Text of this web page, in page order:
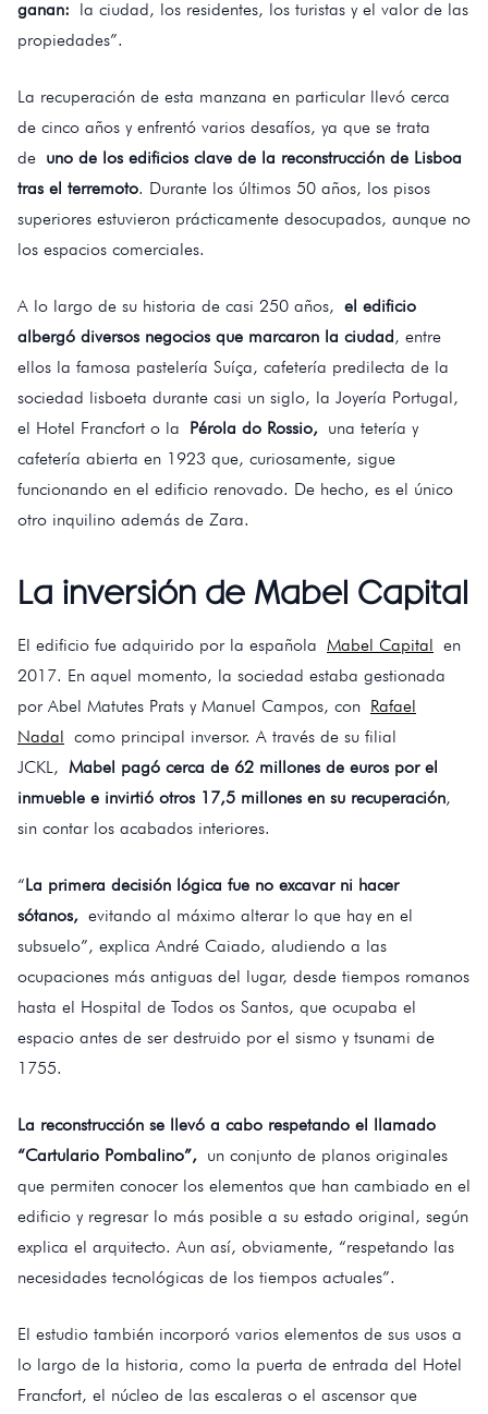
ganan: la ciudad, los residentes, los turistas y el valor de las
propiedades”.
La recuperación de esta manzana en particular llevó cerca
de cinco años y enfrentó varios desafíos, ya que se trata
de uno de los edificios clave de la reconstrucción de Lisboa
tras el terremoto. Durante los últimos 50 años, los pisos
superiores estuvieron prácticamente desocupados, aunque no
los espacios comerciales.
A lo largo de su historia de casi 250 años, el edificio
albergó diversos negocios que marcaron la ciudad, entre
ellos la famosa pastelería Suíça, cafetería predilecta de la
sociedad lisboeta durante casi un siglo, la Joyería Portugal,
el Hotel Francfort o la Pérola do Rossio, una tetería y
cafetería abierta en 1923 que, curiosamente, sigue
funcionando en el edificio renovado. De hecho, es el único
otro inquilino además de Zara.
La inversión de Mabel Capital
El edificio fue adquirido por la española Mabel Capital en
2017. En aquel momento, la sociedad estaba gestionada
por Abel Matutes Prats y Manuel Campos, con Rafael
Nadal como principal inversor. A través de su filial
JCKL, Mabel pagó cerca de 62 millones de euros por el
inmueble e invirtió otros 17,5 millones en su recuperación,
sin contar los acabados interiores.
“La primera decisión lógica fue no excavar ni hacer
sótanos, evitando al máximo alterar lo que hay en el
subsuelo”, explica André Caiado, aludiendo a las
ocupaciones más antiguas del lugar, desde tiempos romanos
hasta el Hospital de Todos os Santos, que ocupaba el
espacio antes de ser destruido por el sismo y tsunami de
1755.
La reconstrucción se llevó a cabo respetando el llamado
“Cartulario Pombalino”, un conjunto de planos originales
que permiten conocer los elementos que han cambiado en el
edificio y regresar lo más posible a su estado original, según
explica el arquitecto. Aun así, obviamente, “respetando las
necesidades tecnológicas de los tiempos actuales”.
El estudio también incorporó varios elementos de sus usos a
lo largo de la historia, como la puerta de entrada del Hotel
Francfort, el núcleo de las escaleras o el ascensor que